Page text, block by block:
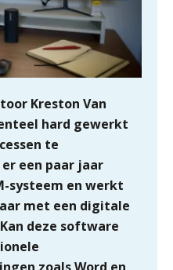
Kreston Van
hard gewerkt
te
een paar jaar
systeem en werkt
met een digitale
deze software